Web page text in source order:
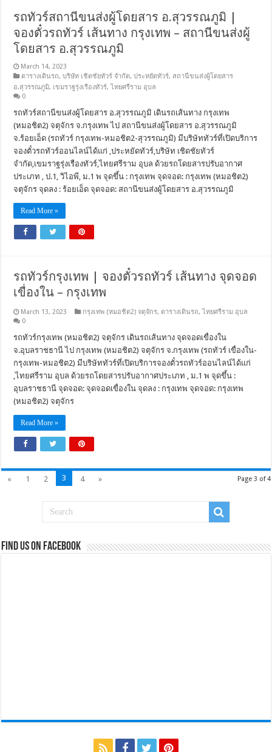
รถทัวร์สถานีขนส่งผู้โดยสาร อ.สุวรรณภูมิ |
จองตั๋วรถทัวร์ เส้นทาง กรุงเทพ – สถานีขนส่งผู้
โดยสาร อ.สุวรรณภูมิ
March 14, 2023
ตารางเดินรถ,บริษัท เชิดชัยทัวร์ จำกัด,ประหยัดทัวร์, สถานีขนส่งผู้โดยสาร
อ.สุวรรณภูมิ, เขมราฐรุ่งเรืองทัวร์,ไทยศรีราม อุบล
0
รถทัวร์สถานีขนส่งผู้โดยสาร อ.สุวรรณภูมิ เดินรถเส้นทาง กรุงเทพ
(หมอชิต2) จตุจักร จ.กรุงเทพ ไป สถานีขนส่งผู้โดยสาร อ.สุวรรณภูมิ
จ.ร้อยเอ็ด (รถทัวร์ กรุงเทพ-หมอชิต2-สุวรรณภูมิ) มีบริษัททัวร์ที่เปิดบริการ
จองตั๋วรถทัวร์ออนไลน์ได้แก่ ,ประหยัดทัวร์,บริษัท เชิดชัยทัวร์
จำกัด,เขมราฐรุ่งเรืองทัวร์,ไทยศรีราม อุบล ด้วยรถโดยสารปรับอากาศ
ประเภท , ป.1, วิไอพี, ม.1 พ จุดขึ้น : กรุงเทพ จุดจอด: กรุงเทพ (หมอชิต2)
จตุจักร จุดลง : ร้อยเอ็ด จุดจอด: สถานีขนส่งผู้โดยสาร อ.สุวรรณภูมิ
Read More »
รถทัวร์กรุงเทพ | จองตั๋วรถทัวร์ เส้นทาง จุดจอด
เขื่องใน – กรุงเทพ
March 13, 2023 กรุงเทพ (หมอชิต2) จตุจักร, ตารางเดินรถ,ไทยศรีราม อุบล
0
รถทัวร์กรุงเทพ (หมอชิต2) จตุจักร เดินรถเส้นทาง จุดจอดเขื่องใน
จ.อุบลราชธานี ไป กรุงเทพ (หมอชิต2) จตุจักร จ.กรุงเทพ (รถทัวร์ เขื่องใน-
กรุงเทพ-หมอชิต2) มีบริษัททัวร์ที่เปิดบริการจองตั๋วรถทัวร์ออนไลน์ได้แก่
,ไทยศรีราม อุบล ด้วยรถโดยสารปรับอากาศประเภท , ม.1 พ จุดขึ้น :
อุบลราชธานี จุดจอด: จุดจอดเขื่องใน จุดลง : กรุงเทพ จุดจอด: กรุงเทพ
(หมอชิต2) จตุจักร
Read More »
Page 3 of 4
« 1 2 3 4 »
Find us on Facebook